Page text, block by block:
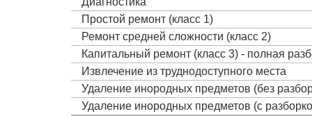
Простой ремонт (класс 1)
Ремонт средней сложности (класс 2)
Капитальный ремонт (класс 3) - полная
Извлечение из труднодоступного места
Удаление инородных предметов (без
Удаление инородных предметов (с